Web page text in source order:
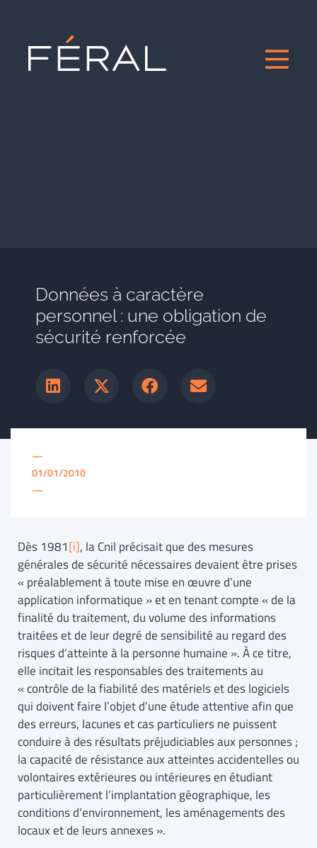
Données à caractère
personnel : une obligation de
sécurité renforcée
—
01/01/2010
—
Dès 1981[i], la Cnil précisait que des mesures
générales de sécurité nécessaires devaient être prises
« préalablement à toute mise en œuvre d’une
application informatique » et en tenant compte « de la
finalité du traitement, du volume des informations
traitées et de leur degré de sensibilité au regard des
risques d’atteinte à la personne humaine ». À ce titre,
elle incitait les responsables des traitements au
« contrôle de la fiabilité des matériels et des logiciels
qui doivent faire l’objet d’une étude attentive afin que
des erreurs, lacunes et cas particuliers ne puissent
conduire à des résultats préjudiciables aux personnes ;
la capacité de résistance aux atteintes accidentelles ou
volontaires extérieures ou intérieures en étudiant
particulièrement l’implantation géographique, les
conditions d’environnement, les aménagements des
locaux et de leurs annexes ».